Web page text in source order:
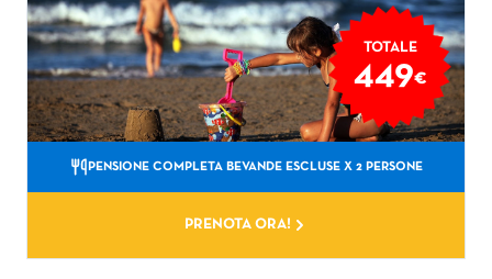
TOTALE
449€
PENSIONE COMPLETA BEVANDE ESCLUSE X 2 PERSONE
PRENOTA ORA!